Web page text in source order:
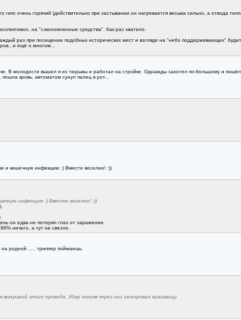
гипс очень горячий (действительно при застывании он нагревается весьма сильно, а отвода
на "сэкономленные средства". Как раз хватило.
раз при посещении подобных исторических мест и взгляде на "небо поддерживающих"
ещё о многом...
В молодости вышел я из тюрьмы и работал на стройке. Однажды захотел по-большому и
кровь, автоматом сунул палец в рот...
и кишечную инфекцию :) Вместе веселее! :))
инфекцию :) Вместе веселее! :))
он едва не потерял глаз от заражения.
ничего, а тут не свезло.
на родной ..... триппер поймаешь.
этого провода. Удар током через низ шокировал красавицу.